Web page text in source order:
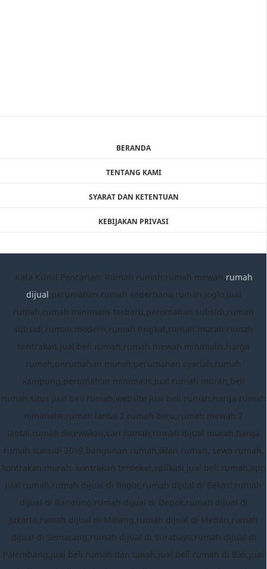
BERANDA
TENTANG KAMI
SYARAT DAN KETENTUAN
KEBIJAKAN PRIVASI
Kata Kunci Pencarian: Rumah rumah,rumah mewah,rumah
dijual,perumahan,rumah sederhana,rumah joglo,jual
rumah,rumah minimalis terbaru,perumahan subsidi,rumah
subsidi,rumah modern,rumah tingkat,rumah murah,rumah
kontrakan,jual beli rumah,rumah mewah minimalis,harga
rumah,perumahan murah,perumahan syariah,rumah
kampung,perumahan minimalis,jual rumah murah,beli
rumah,situs jual beli rumah,website jual beli rumah,harga rumah
minimalis,rumah lantai 2,rumah baru,rumah mewah 2
lantai,rumah disewakan,cari rumah,rumah dijual murah,harga
rumah subsidi 2019,bangunan rumah,iklan rumah, sewa rumah,
kontrakan murah, kontrakan terdekat,aplikasi jual beli rumah,app
jual rumah,rumah dijual di Bogor,rumah dijual di Bekasi,rumah
dijual di Bandung,rumah dijual di Depok,rumah dijual di
Jakarta,rumah dijual di Malang,rumah dijual di Medan,rumah
dijual di Semarang,rumah dijual di Surabaya,rumah dijual di
Palembang,jual beli rumah dan tanah,jual beli rumah di Bali,jual